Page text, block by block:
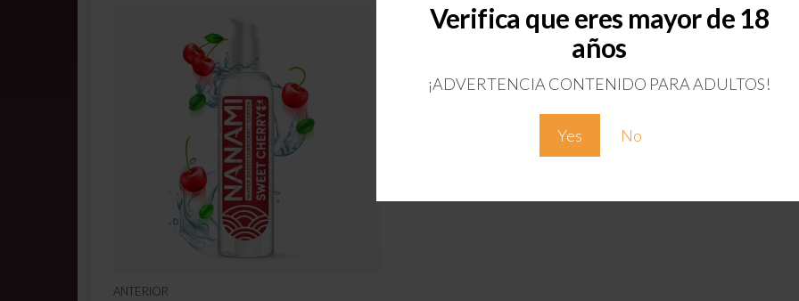
Verifica que eres mayor de 18
años
¡ADVERTENCIA CONTENIDO PARA ADULTOS!
Yes No
ANTERIOR